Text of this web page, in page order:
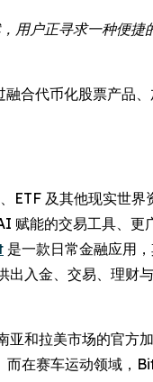
用户正寻求一种便
合代币化股票产品、
ETF 及其他现实世
赋能的交易工具、更
是一款日常金融应用
入金、交易、理财
亚和拉美市场的官方
而在赛车运动领域，